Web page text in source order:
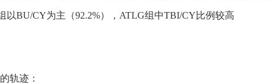
以BU/CY为主（92.2%），ATLG组中TBI/CY比例较高
轨迹：